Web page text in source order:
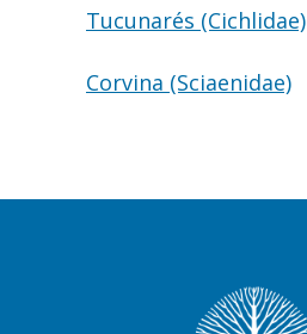
Tucunarés (Cichlidae)
Corvina (Sciaenidae)